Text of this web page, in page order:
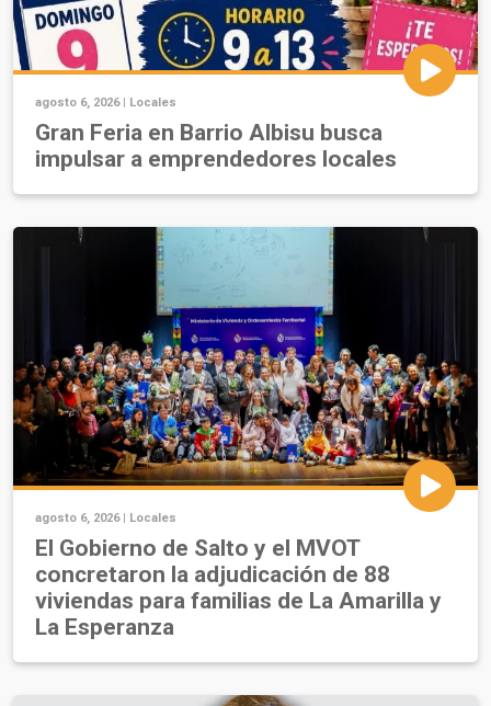
agosto 6, 2026 | Locales
Gran Feria en Barrio Albisu busca
impulsar a emprendedores locales
agosto 6, 2026 | Locales
El Gobierno de Salto y el MVOT
concretaron la adjudicación de 88
viviendas para familias de La Amarilla y
La Esperanza